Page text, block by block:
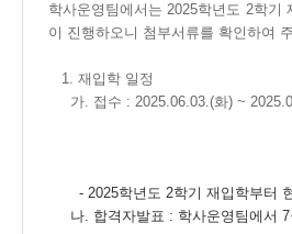
학사운영팀에서는 2025학년도 2학기
이 진행하오니 첨부서류를 확인하여
1. 재입학 일정
가. 접수 : 2025.06.03.(화) ~
- 2025학년도 2학기 재입학부터
나. 합격자발표 : 학사운영팀에서 7